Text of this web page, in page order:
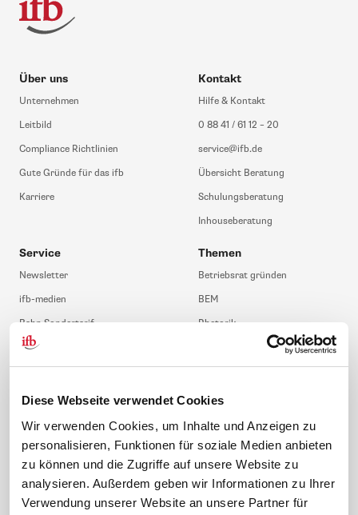
Diese Webseite verwendet Cookies
Wir verwenden Cookies, um Inhalte und Anzeigen zu
personalisieren, Funktionen für soziale Medien anbieten
zu können und die Zugriffe auf unsere Website zu
analysieren. Außerdem geben wir Informationen zu Ihrer
Verwendung unserer Website an unsere Partner für
Über uns
Unternehmen
Leitbild
Compliance Richtlinien
Gute Gründe für das ifb
Karriere
Kontakt
Hilfe & Kontakt
0 88 41 / 61 12 – 20
service@ifb.de
Übersicht Beratung
Schulungsberatung
Inhouseberatung
Service
Newsletter
ifb-medien
Bahn Sondertarif
meinifb
FAQ
ifb-App Betriebsrat360
Themen
Betriebsrat gründen
BEM
Rhetorik
JAV-Wahl
News. Wissen. Themen.
Lexikon
Folgen Sie uns
Sicherheit durch geprüfte